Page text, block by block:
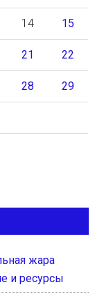
14 15
21 22
28 29
жара
и ресурсы